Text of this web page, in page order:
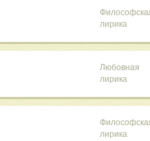
лирика
Любовная
лирика
лирика